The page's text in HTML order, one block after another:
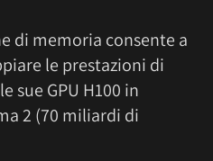
di memoria consente a
le prestazioni di
sue GPU H100 in
2 (70 miliardi di